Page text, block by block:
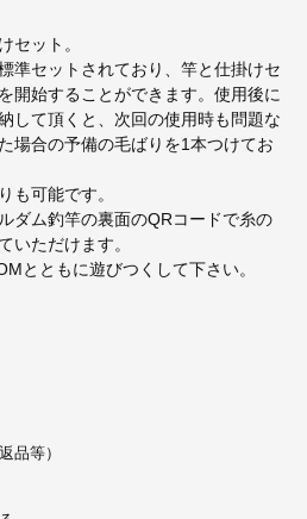
セット。
準セットされており、竿と仕掛けセ
開始することができます。使用後に
して頂くと、次回の使用時も問題な
場合の予備の毛ばりを1本つけてお
も可能です。
ダム釣竿の裏面のQRコードで糸の
いただけます。
とともに遊びつくして下さい。
品等）